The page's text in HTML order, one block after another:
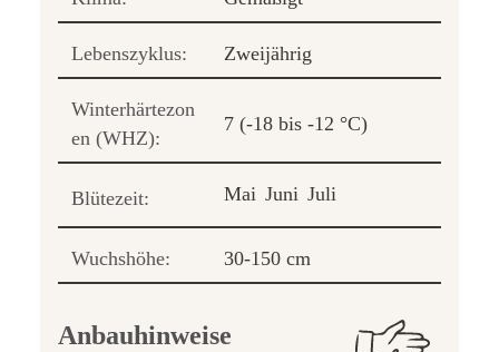
Lebenszyklus: Zweijährig
Winterhärtezon
en (WHZ):
7 (-18 bis -12 °C)
Blütezeit: Mai Juni Juli
Wuchshöhe: 30-150 cm
Anbauhinweise